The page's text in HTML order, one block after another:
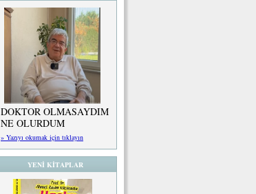
DOKTOR OLMASAYDIM
NE OLURDUM
» Yazıyı okumak için tıklayın
YENİ KİTAPLAR